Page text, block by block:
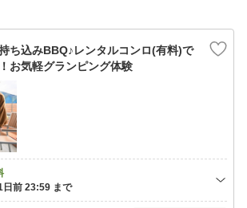
ち込みBBQ♪レンタルコンロ(有料)で
お気軽グランピング体験